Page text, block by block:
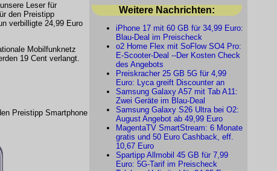
Leser für
den Preistipp
verbilligte 24,99 Euro
Mobilfunknetz
19 Cent verlangt.
Preistipp Smartphone
Weitere Nachrichten:
iPhone 17 mit 60 GB für 34,99 Euro:
Blau-Deal im Preischeck
o2 Home Flex mit SoFlow SO4 Pro:
E-Scooter-Deal --Der Kosten Check
des Angebots
Preiskracher 25 GB 5G für 4,99
Euro: Lyca greift Discounter an
Samsung Galaxy A57 mit Tab A11:
Zwei Geräte im Blau-Deal
Samsung Galaxy S26 Ultra bei O2:
August Angebot ab 49,99 Euro
MagentaTV SmartStream: 6 Monate
gratis und 50 Euro Cashback, eff.
10,67 Euro
Spartipp Allmobil 45 GB für 7,99
Euro: 5G-Tarif im Preischeck